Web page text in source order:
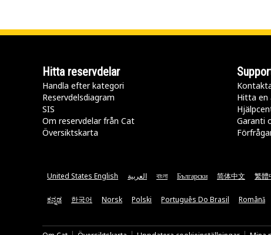
Hitta reservdelar
Handla efter kategori
Reservdelsdiagram
SIS
Om reservdelar från Cat
Översiktskarta
Hitta en
Garanti
United States English العربية বাংলা Български 简体中文 繁體
ಕನ್ನಡ 한국어 Norsk Polski Português Do Brasil Română